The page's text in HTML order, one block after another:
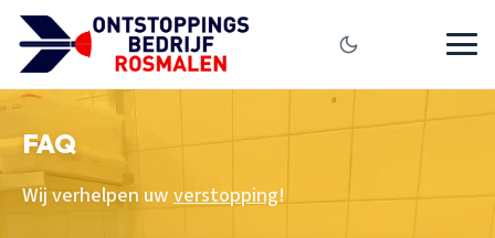
FAQ
Wij verhelpen uwverstopping!